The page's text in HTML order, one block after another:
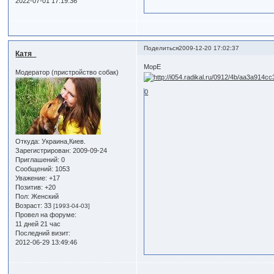
Поделиться2009-12-20 17:02:37
Катя_
Модератор (пристройство собак)
Откуда: Украина,Киев.
Зарегистрирован: 2009-09-24
Приглашений: 0
Сообщений: 1053
Уважение: +17
Позитив: +20
Пол: Женский
Возраст: 33[1993-04-03]
Провел на форуме:
11 дней 21 час
Последний визит:
2012-06-29 13:49:46
МорЕ
0